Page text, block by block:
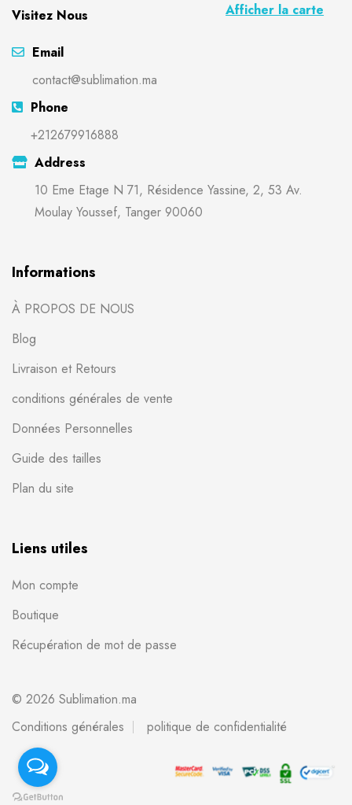
Visitez Nous Afficher la carte
Email
contact@sublimation.ma
Phone
+212679916888
Address
10 Eme Etage N 71, Résidence Yassine, 2, 53 Av.
Moulay Youssef, Tanger 90060
Informations
À PROPOS DE NOUS
Blog
Livraison et Retours
conditions générales de vente
Données Personnelles
Guide des tailles
Plan du site
Liens utiles
Mon compte
Boutique
Récupération de mot de passe
© 2026 Sublimation.ma
Conditions générales
politique de confidentialité